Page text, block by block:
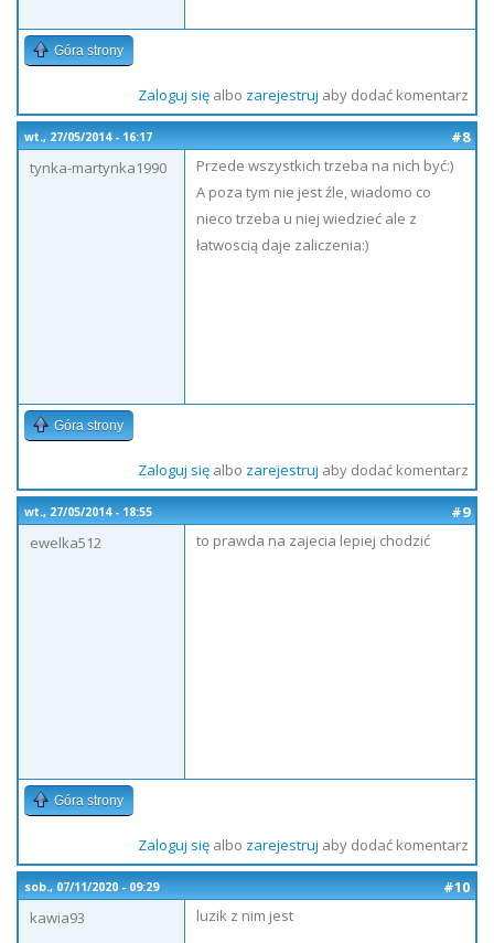
Góra strony
Zaloguj sięalbo zarejestruj aby dodać komentarz
wt., 27/05/2014 - 16:17
#8
tynka-martynka1990
Przede wszystkich trzeba na nich być:)
A poza tym nie jest źle, wiadomo co
nieco trzeba u niej wiedzieć ale z
łatwoscią daje zaliczenia:)
Góra strony
Zaloguj sięalbo zarejestruj aby dodać komentarz
wt., 27/05/2014 - 18:55
#9
ewelka512
to prawda na zajecia lepiej chodzić
Góra strony
Zaloguj sięalbo zarejestruj aby dodać komentarz
sob., 07/11/2020 - 09:29
#10
kawia93
luzik z nim jest